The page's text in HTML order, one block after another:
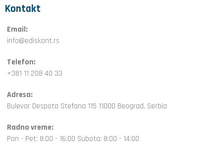
Kontakt
Email:
info@ediskont.rs
Telefon:
+381 11 208 40 33
Adresa:
Bulevar Despota Stefana 115 11000 Beograd, Serbia
Radno vreme:
Pon - Pet: 8:00 - 16:00 Subota: 8:00 - 14:00